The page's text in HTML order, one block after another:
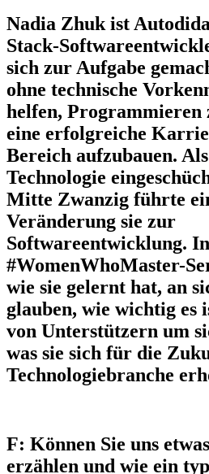
Nadia Zhuk ist
Stack-
sich zur Aufgabe
ohne technische
helfen, Programmieren
eine erfolgreiche
Bereich aufzubauen.
Technologie
Mitte Zwanzig führte
Veränderung sie zur
Softwareentwicklung.
#WomenWhoMaster-
wie sie gelernt hat, an
glauben, wie wichtig es
von Unterstützern um
was sie sich für die
Technologiebranche
F: Können Sie uns
erzählen und wie ein